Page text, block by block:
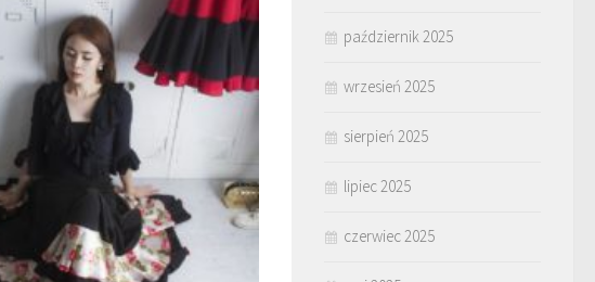
październik 2025
wrzesień 2025
sierpień 2025
lipiec 2025
czerwiec 2025